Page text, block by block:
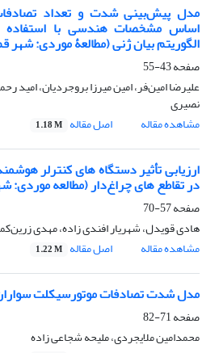
مدل پیش‌بینی شدت و تعداد
اساس مشخصات هندسی با استفاده
الگوریتم بیان ژنی (مطالعۀ موردی: شهر
صفحه43-55
علیرضا امین‌فر، امین میرزا بروجردیان، امید
نصیری
مشاهده مقاله
اصل مقاله 1.18 M
ارزیابی تأثیر دستگاه های کنترلر
در تقاطع های چراغ‌دار (مطالعه موردی:
صفحه57-70
هادی قویدل، شهریار افندی زاده، مهدی
مشاهده مقاله
اصل مقاله 1.22 M
مدل شدت تصادفات موتورسیکلت
صفحه71-82
محمدامین ملایجردی، ملیحه شجاعی زاده